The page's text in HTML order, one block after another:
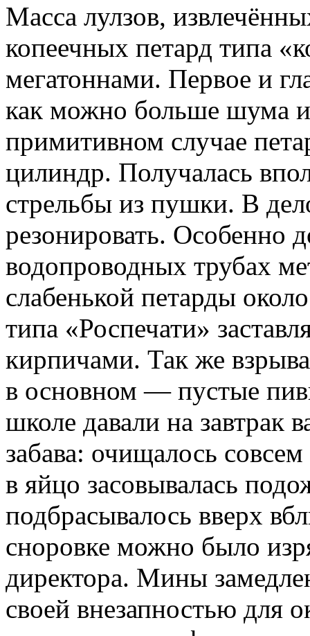
Масса лулзов,
копеечных петард типа
мегатоннами. Первое и
как можно больше шума
примитивном случае
цилиндр. Получалась
стрельбы из пушки. В
резонировать. Особенно
водопроводных трубах
слабенькой петарды
типа «Роспечати»
кирпичами. Так же
в основном — пустые
школе давали на завтрак
забава: очищалось
в яйцо засовывалась
подбрасывалось вверх
сноровке можно было
директора. Мины
своей внезапностью для